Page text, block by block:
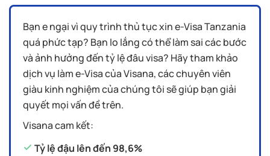
Bạn e ngại vì quy trình thủ tục xin e-Visa Tanzania
quá phức tạp? Bạn lo lắng có thể làm sai các bước
và ảnh hưởng đến tỷ lệ đâu visa? Hãy tham khảo
dịch vụ làm e-Visa của Visana, các chuyên viên
giàu kinh nghiệm của chúng tôi sẽ giúp bạn giải
quyết mọi vấn đề trên.
Visana cam kết:
Tỷ lệ đậu lên đến 98,6%